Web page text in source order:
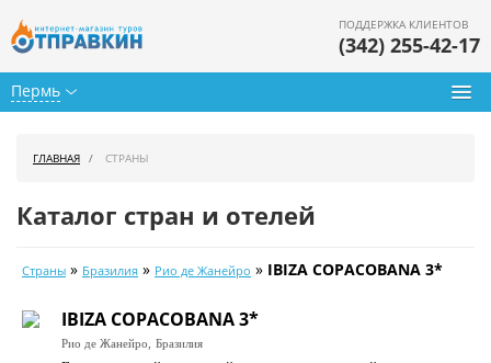
Пермь
ПОДДЕРЖКА КЛИЕНТОВ
(342) 255-42-17
Календарь туров
Цены дня
ГЛАВНАЯ СТРАНЫ
Каталог стран и отелей
Страны » Бразилия » Рио де Жанейро » IBIZA COPACOBANA 3*
IBIZA COPACOBANA 3*
Рио де Жанейро, Бразилия